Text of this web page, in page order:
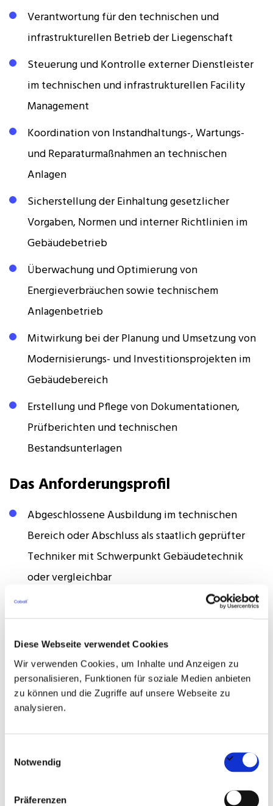
Diese Webseite verwendet Cookies
Wir verwenden Cookies, um Inhalte und Anzeigen zu
personalisieren, Funktionen für soziale Medien anbieten
zu können und die Zugriffe auf unsere Webseite zu
analysieren.
Notwendig
Präferenzen
Verantwortung für den technischen und
infrastrukturellen Betrieb der Liegenschaft
Steuerung und Kontrolle externer Dienstleister
im technischen und infrastrukturellen Facility
Management
Koordination von Instandhaltungs-, Wartungs-
und Reparaturmaßnahmen an technischen
Anlagen
Sicherstellung der Einhaltung gesetzlicher
Vorgaben, Normen und interner Richtlinien im
Gebäudebetrieb
Überwachung und Optimierung von
Energieverbräuchen sowie technischem
Anlagenbetrieb
Mitwirkung bei der Planung und Umsetzung von
Modernisierungs- und Investitionsprojekten im
Gebäudebereich
Erstellung und Pflege von Dokumentationen,
Prüfberichten und technischen
Bestandsunterlagen
Das Anforderungsprofil
Abgeschlossene Ausbildung im technischen
Bereich oder Abschluss als staatlich geprüfter
Techniker mit Schwerpunkt Gebäudetechnik
oder vergleichbar
Berufserfahrung im technischen oder
gewerblich genutzten Immobilien
Sichere Kenntnisse einschlägiger technischer
Vorschriften sowie Erfahrung im Umgang mit
externen Dienstleistern
und idealerweise mit einer softwaregestützten